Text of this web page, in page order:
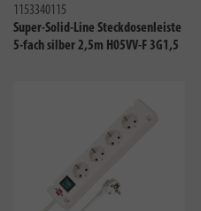
1153340115
Super-Solid-Line Steckdosenleiste
5-fach silber 2,5m H05VV-F 3G1,5